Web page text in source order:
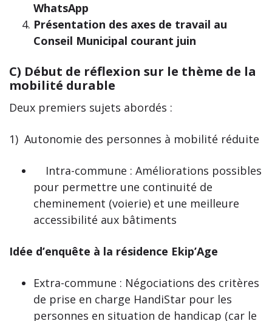
WhatsApp
Présentation des axes de travail au
Conseil Municipal courant juin
C) Début de réflexion sur le thème de la
mobilité durable
Deux premiers sujets abordés :
1) Autonomie des personnes à mobilité réduite
Intra-commune : Améliorations possibles
pour permettre une continuité de
cheminement (voierie) et une meilleure
accessibilité aux bâtiments
Idée d’enquête à la résidence Ekip’Age
Extra-commune : Négociations des critères
de prise en charge HandiStar pour les
personnes en situation de handicap (car le